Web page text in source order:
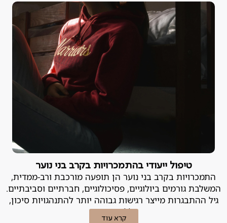
טיפול ייעודי בהתמכרויות בקרב בני נוער
התמכרויות בקרב בני נוער הן תופעה מורכבת ורב-ממדית,
המשלבת גורמים ביולוגיים, פסיכולוגיים, חברתיים וסביבתיים.
גיל ההתבגרות מייצר רגישות גבוהה יותר להתנהגויות סיכון,
ובכללן התמכרות.
קרא עוד